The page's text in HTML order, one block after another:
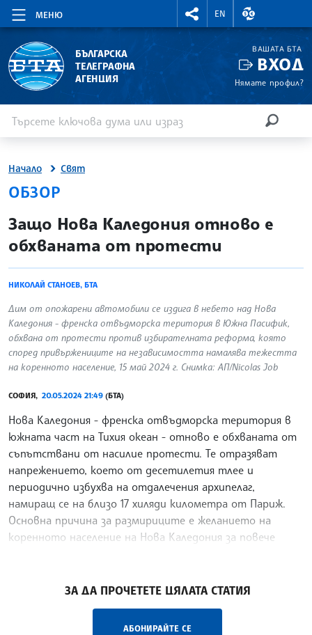
МЕНЮ
RIGHTMENU.SOCIAL
EN
ВАЛУТНИ
БЪЛГАРСКА
ТЕЛЕГРАФНА
АГЕНЦИЯ
ВАШАТА БТА
ВХОД
Нямате профил?
Начало Свят
ОБЗОР
site.bta
Защо Нова Каледония отново е
обхваната от протести
НИКОЛАЙ СТАНОЕВ, БТА
Дим от опожарени автомобили се издига в небето над Нова
Каледония - френска отвъдморска територия в Южна Пасифик,
обхвана от протести против избирателната реформа, която
според привържениците на независимостта намалява тежестта
на коренното население, 15 май 2024 г. Снимка: АП/Nicolas Job
СОФИЯ, 20.05.2024 21:49 (БТА)
Нова Каледония - френска отвъдморска територия в
южната част на Тихия океан - отново е обхваната от
съпътствани от насилие протести. Те отразяват
напрежението, което от десетилетия тлее и
периодично избухва на отдалечения архипелаг,
намиращ се на близо 17 хиляди километра от Париж.
Основна причина за размириците е желанието на
коренното население на Нова Каледония за повече
ЗА ДА ПРОЧЕТЕТЕ ЦЯЛАТА СТАТИЯ
АБОНИРАЙТЕ СЕ